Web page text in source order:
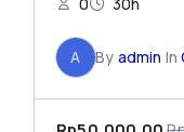
A By admin In